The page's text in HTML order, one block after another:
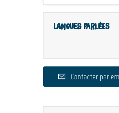
Langues parlées
Contacter par